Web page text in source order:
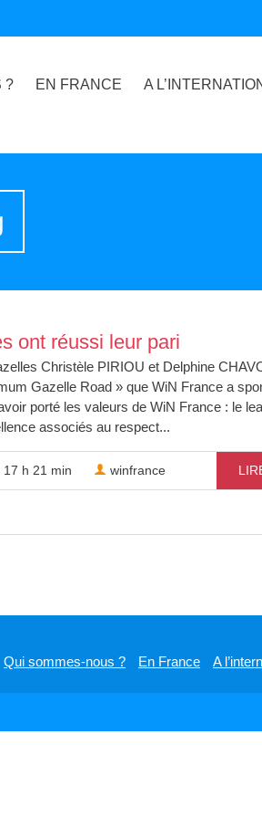
? EN FRANCE A
ont réussi leur pari
Christèle PIRIOU et Delphine
Gazelle Road » que WiN France a
porté les valeurs de WiN France : le
associés au respect...
h 21 min winfrance
Qui sommes-nous ? En France A